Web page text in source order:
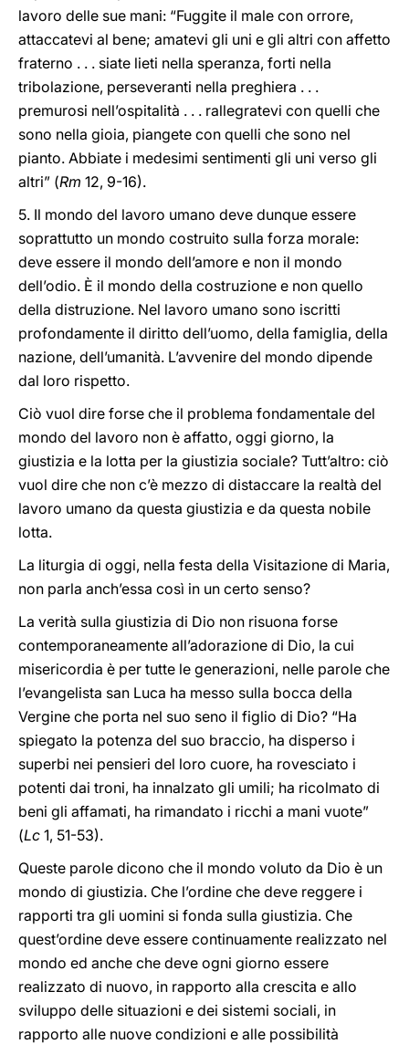
lavoro delle sue mani: “Fuggite il male con orrore,
attaccatevi al bene; amatevi gli uni e gli altri con affetto
fraterno . . . siate lieti nella speranza, forti nella
tribolazione, perseveranti nella preghiera . . .
premurosi nell’ospitalità . . . rallegratevi con quelli che
sono nella gioia, piangete con quelli che sono nel
pianto. Abbiate i medesimi sentimenti gli uni verso gli
altri” (Rm 12, 9-16).
5. Il mondo del lavoro umano deve dunque essere
soprattutto un mondo costruito sulla forza morale:
deve essere il mondo dell’amore e non il mondo
dell’odio. È il mondo della costruzione e non quello
della distruzione. Nel lavoro umano sono iscritti
profondamente il diritto dell’uomo, della famiglia, della
nazione, dell’umanità. L’avvenire del mondo dipende
dal loro rispetto.
Ciò vuol dire forse che il problema fondamentale del
mondo del lavoro non è affatto, oggi giorno, la
giustizia e la lotta per la giustizia sociale? Tutt’altro: ciò
vuol dire che non c’è mezzo di distaccare la realtà del
lavoro umano da questa giustizia e da questa nobile
lotta.
La liturgia di oggi, nella festa della Visitazione di Maria,
non parla anch’essa così in un certo senso?
La verità sulla giustizia di Dio non risuona forse
contemporaneamente all’adorazione di Dio, la cui
misericordia è per tutte le generazioni, nelle parole che
l’evangelista san Luca ha messo sulla bocca della
Vergine che porta nel suo seno il figlio di Dio? “Ha
spiegato la potenza del suo braccio, ha disperso i
superbi nei pensieri del loro cuore, ha rovesciato i
potenti dai troni, ha innalzato gli umili; ha ricolmato di
beni gli affamati, ha rimandato i ricchi a mani vuote”
(Lc 1, 51-53).
Queste parole dicono che il mondo voluto da Dio è un
mondo di giustizia. Che l’ordine che deve reggere i
rapporti tra gli uomini si fonda sulla giustizia. Che
quest’ordine deve essere continuamente realizzato nel
mondo ed anche che deve ogni giorno essere
realizzato di nuovo, in rapporto alla crescita e allo
sviluppo delle situazioni e dei sistemi sociali, in
rapporto alle nuove condizioni e alle possibilità